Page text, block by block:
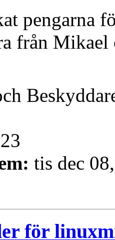
pengarna
från
tis dec
för